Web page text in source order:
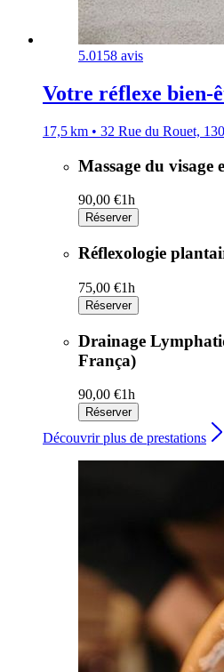
5.0158 avis
Votre réflexe bien-
17,5 km • 32 Rue du Rouet,
Massage du visage
90,00 €1h
Réserver
Réflexologie
75,00 €1h
Réserver
Drainage
França)
90,00 €1h
Réserver
Découvrir plus de prestations